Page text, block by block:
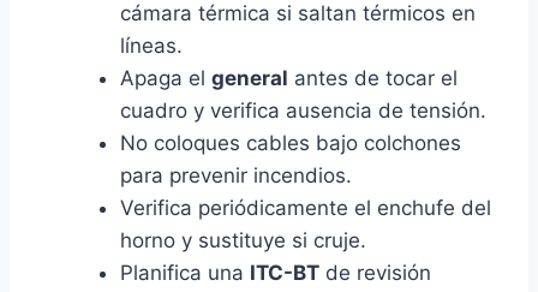
cámara térmica si saltan térmicos en
líneas.
Apaga el general antes de tocar el
cuadro y verifica ausencia de tensión.
No coloques cables bajo colchones
para prevenir incendios.
Verifica periódicamente el enchufe del
horno y sustituye si cruje.
Planifica una ITC-BT de revisión